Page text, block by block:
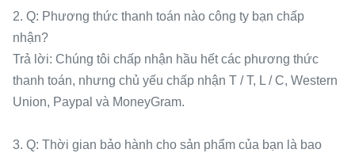
2. Q: Phương thức thanh toán nào công ty bạn chấp
nhận?
Trả lời: Chúng tôi chấp nhận hầu hết các phương thức
thanh toán, nhưng chủ yếu chấp nhận T / T, L / C, Western
Union, Paypal và MoneyGram.
3. Q: Thời gian bảo hành cho sản phẩm của bạn là bao